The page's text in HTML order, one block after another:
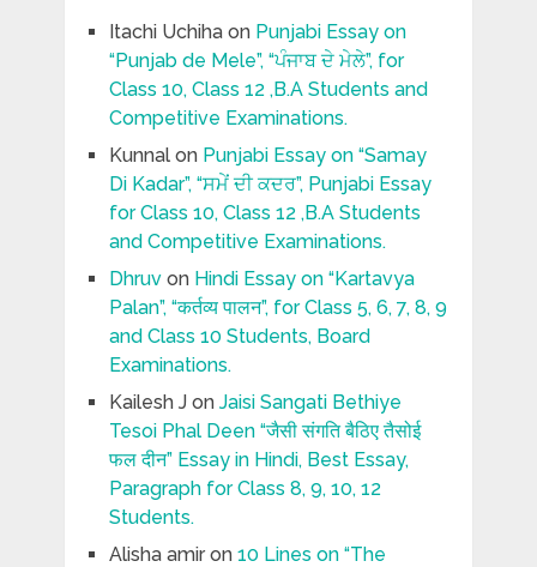
Itachi Uchihaon Punjabi Essay on
“Punjab de Mele”, “ਪੰਜਾਬ ਦੇ ਮੇਲੇ”, for
Class 10, Class 12 ,B.A Students and
Competitive Examinations.
Kunnalon Punjabi Essay on “Samay
Di Kadar”, “ਸਮੇਂ ਦੀ ਕਦਰ”, Punjabi Essay
for Class 10, Class 12 ,B.A Students
and Competitive Examinations.
Dhruvon Hindi Essay on “Kartavya
Palan”, “कर्तव्य पालन”, for Class 5, 6, 7, 8, 9
and Class 10 Students, Board
Examinations.
Kailesh Jon Jaisi Sangati Bethiye
Tesoi Phal Deen “जैसी संगति बैठिए तैसोई
फल दीन” Essay in Hindi, Best Essay,
Paragraph for Class 8, 9, 10, 12
Students.
Alisha amiron 10 Lines on “The